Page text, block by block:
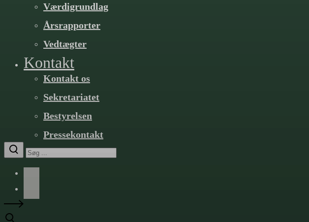
Værdigrundlag
Årsrapporter
Vedtægter
Kontakt
Kontakt os
Sekretariatet
Bestyrelsen
Pressekontakt